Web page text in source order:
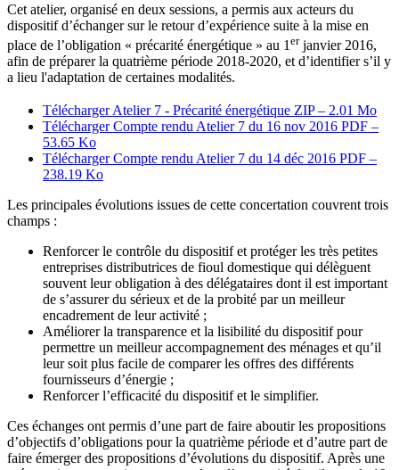
Cet atelier, organisé en deux sessions, a permis aux acteurs du
dispositif d’échanger sur le retour d’expérience suite à la mise en
place de l’obligation « précarité énergétique » au 1 erjanvier 2016,
afin de préparer la quatrième période 2018-2020, et d’identifier s’il y
a lieu l'adaptation de certaines modalités.
Télécharger Atelier 7 - Précarité énergétique ZIP – 2.01 Mo
Télécharger Compte rendu Atelier 7 du 16 nov 2016 PDF –
53.65 Ko
Télécharger Compte rendu Atelier 7 du 14 déc 2016 PDF –
238.19 Ko
Les principales évolutions issues de cette concertation couvrent trois
champs :
Renforcer le contrôle du dispositif et protéger les très petites
entreprises distributrices de fioul domestique qui délèguent
souvent leur obligation à des délégataires dont il est important
de s’assurer du sérieux et de la probité par un meilleur
encadrement de leur activité ;
Améliorer la transparence et la lisibilité du dispositif pour
permettre un meilleur accompagnement des ménages et qu’il
leur soit plus facile de comparer les offres des différents
fournisseurs d’énergie ;
Renforcer l’efficacité du dispositif et le simplifier.
Ces échanges ont permis d’une part de faire aboutir les propositions
d’objectifs d’obligations pour la quatrième période et d’autre part de
faire émerger des propositions d’évolutions du dispositif. Après une